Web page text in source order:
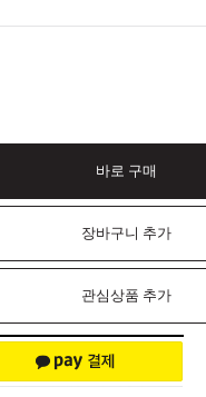
바로 구매
장바구니 추가
관심상품 추가